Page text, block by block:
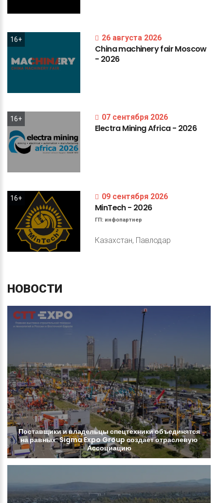
16+ 26 августа 2026
ChinamachineryfairMoscow
- 2026
16+ 07 сентября 2026
ElectraMiningAfrica- 2026
16+ 09 сентября 2026
MinTech- 2026
ГП: инфопартнер
Казахстан, Павлодар
НОВОСТИ
Поставщикиивладельцыспецтехникиобъединятся
наравных:SigmaExpoGroup создаетотраслевую
Ассоциацию